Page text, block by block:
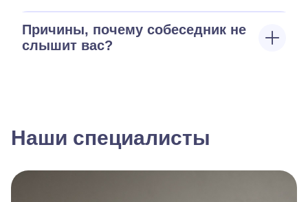
Причины, почему собеседник не
слышит вас?
Наши специалисты